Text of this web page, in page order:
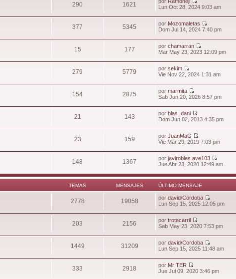
290 1621
Lun Oct 28, 2024 9:03 am
377 5345 por Mozomaletas
Dom Jul 14, 2024 7:40 pm
15 177 porchamarran
Mar May 23, 2023 12:09 pm
279 5779 porsekim
Vie Nov 22, 2024 1:31 am
154 2875 pormarmita
Sab Jun 20, 2026 8:57 pm
21 143 porblas_dani
Dom Jun 02, 2013 4:35 pm
23 159 porJuanMaG
Vie Mar 29, 2019 7:03 pm
148 1367 porjavirobles ave103
Jue Abr 23, 2020 12:49 am
TEMAS MENSAJES ÚLTIMO MENSAJE
2778 19058 pordavid/Cordoba
Lun Sep 15, 2025 12:05 pm
203 2156 portrotacarril
Sab May 23, 2020 7:53 pm
1449 31209 pordavid/Cordoba
Lun Sep 15, 2025 11:48 am
333 2918 por Mr TER
Jue Jul 09, 2020 3:46 pm